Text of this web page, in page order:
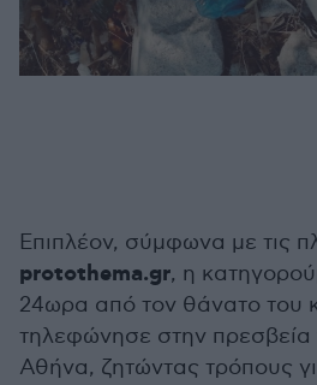
Επιπλέον, σύμφωνα με τις
protothema.gr, η
24ωρα από τον θάνατο του
τηλεφώνησε στην πρεσβεία
Αθήνα, ζητώντας τρόπους